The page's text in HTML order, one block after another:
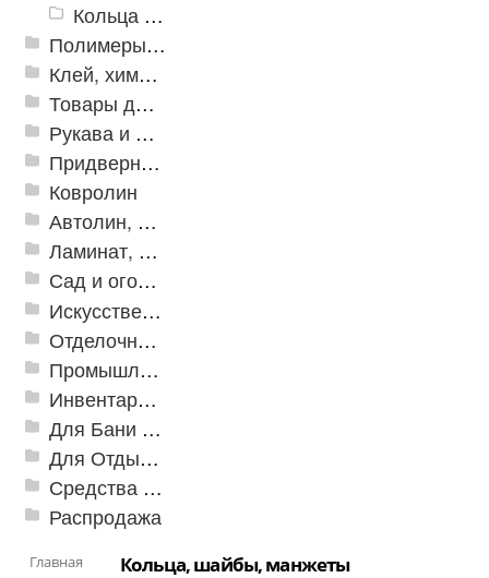
Кольца уплотнительные Х-Ring
Полимеры и пластики
Клей, химия, сопутствующие товары
Товары для дома
Рукава и шланги промышленные
Придверные решетки
Ковролин
Автолин, Транслин, Линолеум
Ламинат, Кварцвиниловая плитка SPC
Сад и огород
Искусственная трава
Отделочные профили
Промышленный текстиль
Инвентарь для клининга
Для Бани и Сауны
Для Отдыха и Пикника
Средства от насекомых и садовых вредителей
Распродажа
Главная Кольца, шайбы, манжеты